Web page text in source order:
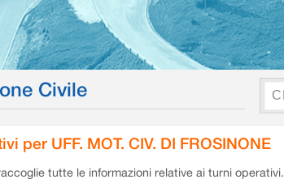
Civile
per UFF. MOT. CIV. DI FROSINONE
tutte le informazioni relative ai turni operativi.